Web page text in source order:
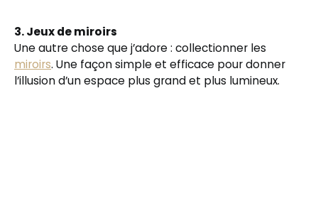
3. Jeux de miroirs
Une autre chose que j’adore : collectionner les
miroirs. Une façon simple et efficace pour donner
l’illusion d’un espace plus grand et plus lumineux.